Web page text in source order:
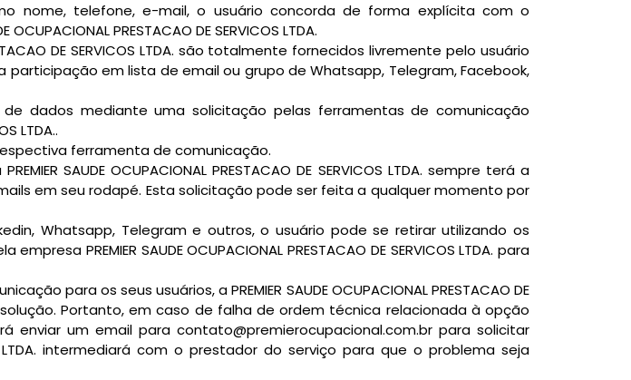
nome, telefone, e-mail, o usuário concorda de forma explícita com o
PRESTACAO DE SERVICOS LTDA.
DE SERVICOS LTDA. são totalmente fornecidos livremente pelo usuário
em lista de email ou grupo de Whatsapp, Telegram, Facebook,
dados mediante uma solicitação pelas ferramentas de comunicação
LTDA..
ferramenta de comunicação.
SAUDE OCUPACIONAL PRESTACAO DE SERVICOS LTDA. sempre terá a
em seu rodapé. Esta solicitação pode ser feita a qualquer momento por
Whatsapp, Telegram e outros, o usuário pode se retirar utilizando os
PREMIER SAUDE OCUPACIONAL PRESTACAO DE SERVICOS LTDA. para
para os seus usuários, a PREMIER SAUDE OCUPACIONAL PRESTACAO DE
solução. Portanto, em caso de falha de ordem técnica relacionada à opção
um email para contato@premierocupacional.com.br para solicitar
LTDA. intermediará com o prestador do serviço para que o problema seja